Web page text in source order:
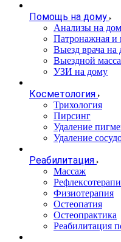
Помощь на дому
Анализы на
Патронажная и
Выезд врача на
Выездной
УЗИ на дому
Косметология
Трихология
Пирсинг
Удаление
Удаление
Реабилитация
Массаж
Физиотерапия
Остеопатия
Остеопрактика
Реабилитация